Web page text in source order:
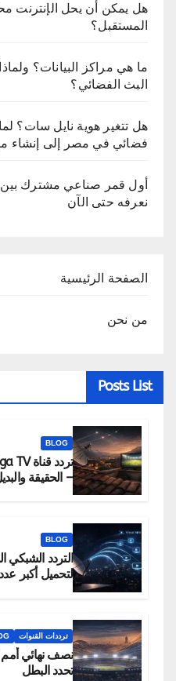
هل يمكن أن يحل الإنترنت
المستقبل؟
ما هي مراكز البيانات؟
البث الفضائي؟
هل تتغير هوية نايل سات؟
فضائي في مصر إلى إنشاء
أول قمر صناعي مشترك
نعرفه حتى الآن
الصفحة الرئيسية
من نحن
Posts List
BLOG
– الحقيقة
BLOG
لتحميل أكبر
ترددات القنوات
تحدد البطل